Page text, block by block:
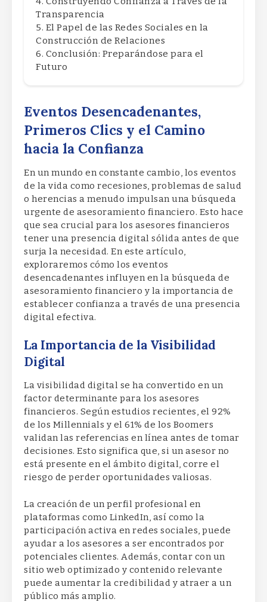
Transparencia
El Papel de las Redes Sociales en la
Construcción de Relaciones
Conclusión: Preparándose para el
Futuro
Eventos Desencadenantes,
Primeros Clics y el Camino
hacia la Confianza
En un mundo en constante cambio, los eventos
de la vida como recesiones, problemas de salud
o herencias a menudo impulsan una búsqueda
urgente de asesoramiento financiero. Esto hace
que sea crucial para los asesores financieros
tener una presencia digital sólida antes de que
surja la necesidad. En este artículo,
exploraremos cómo los eventos
desencadenantes influyen en la búsqueda de
asesoramiento financiero y la importancia de
establecer confianza a través de una presencia
digital efectiva.
La Importancia de la Visibilidad
Digital
La visibilidad digital se ha convertido en un
factor determinante para los asesores
financieros. Según estudios recientes, el 92%
de los Millennials y el 61% de los Boomers
validan las referencias en línea antes de tomar
decisiones. Esto significa que, si un asesor no
está presente en el ámbito digital, corre el
riesgo de perder oportunidades valiosas.
La creación de un perfil profesional en
plataformas como LinkedIn, así como la
participación activa en redes sociales, puede
ayudar a los asesores a ser encontrados por
potenciales clientes. Además, contar con un
sitio web optimizado y contenido relevante
puede aumentar la credibilidad y atraer a un
público más amplio.